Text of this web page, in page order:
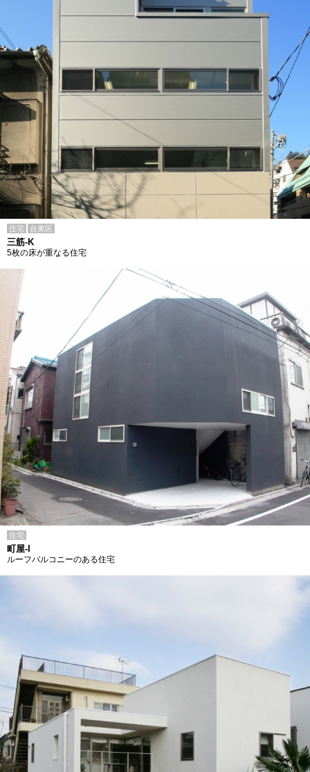
住宅 台東区
三筋-K
5枚の床が重なる住宅
住宅
町屋-I
ルーフバルコニーのある住宅